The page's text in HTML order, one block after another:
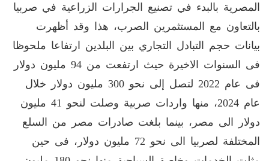
المصرية بالبدء في تصنيع الجرارات الزراعية في صربيا
بالتعاون مع المستثمرين الصرب، هذا وقد أظهرت
بيانات حجم التبادل التجاري بين البلدين ارتفاعا ملحوظا
فى السنوات الاخيرة حيث ارتفعت من 94 مليون دولار
فى عام 2022 لتصل إلى نحو 300 مليون دولار خلال
عام 2024، منها واردات صربية وصلت لنحو 41 مليون
دولار الى مصر، بينما بلغت صادرات مصر من السلع
المختلفة لصربيا الى نحو 72 مليون دولار، فى حين